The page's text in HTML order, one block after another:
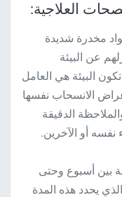
العلاجية:
مخدرة شديدة
عن البيئة
البيئة هي العامل
الانسحاب نفسها
الدقيقة
نفسه أو الآخرين.
بين أسبوع وحتى
من 365 يومًا، والذي يحدد هذه المدة